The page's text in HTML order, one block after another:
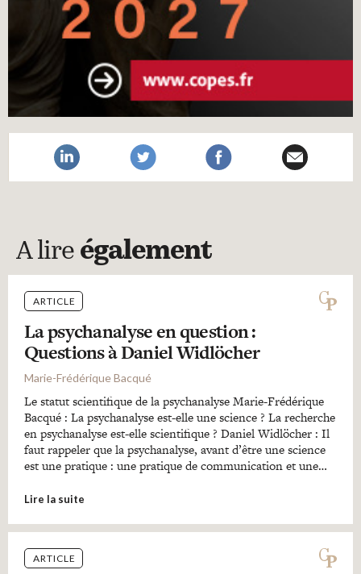
A lire également
ARTICLE
La psychanalyse en question :
Questions à Daniel Widlöcher
Marie-Frédérique Bacqué
Le statut scientifique de la psychanalyse Marie-Frédérique
Bacqué : La psychanalyse est-elle une science ? La recherche
en psychanalyse est-elle scientifique ? Daniel Widlöcher : Il
faut rappeler que la psychanalyse, avant d’être une science
est une pratique : une pratique de communication et une…
Lire la suite
ARTICLE